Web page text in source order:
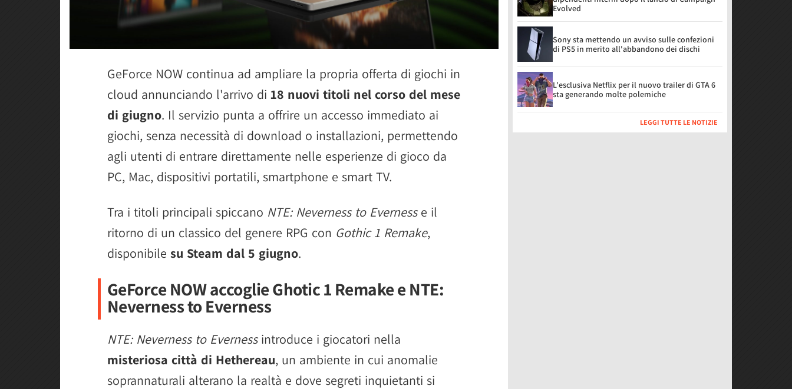
GeForce NOW continua ad ampliare la propria offerta di giochi in
cloud annunciando l'arrivo di 18 nuovi titoli nel corso del mese
di giugno. Il servizio punta a offrire un accesso immediato ai
giochi, senza necessità di download o installazioni, permettendo
agli utenti di entrare direttamente nelle esperienze di gioco da
PC, Mac, dispositivi portatili, smartphone e smart TV.
Tra i titoli principali spiccano NTE: Neverness to Evernesse il
ritorno di un classico del genere RPG con Gothic 1 Remake,
disponibile su Steam dal 5 giugno.
GeForce NOW accoglie Ghotic 1 Remake e NTE:
Neverness to Everness
NTE: Neverness to Evernessintroduce i giocatori nella
misteriosa città di Hethereau, un ambiente in cui anomalie
soprannaturali alterano la realtà e dove segreti inquietanti si
Evolved
Sony sta mettendo un avviso sulle confezioni
di PS5 in merito all'abbandono dei dischi
L'esclusiva Netflix per il nuovo trailer di GTA 6
sta generando molte polemiche
LEGGI TUTTE LE NOTIZIE